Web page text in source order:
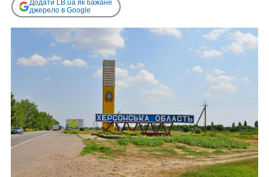
Додати LB.ua як бажане
джерело в Google